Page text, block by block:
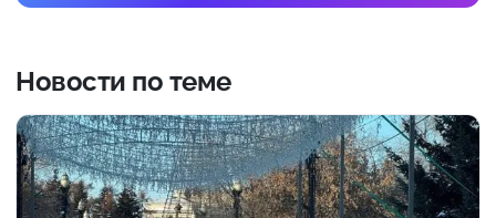
Новости по теме